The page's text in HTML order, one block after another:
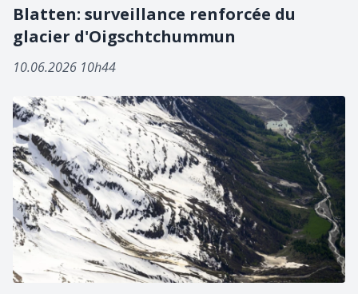
Blatten: surveillance renforcée du
glacier d'Oigschtchummun
10.06.2026 10h44